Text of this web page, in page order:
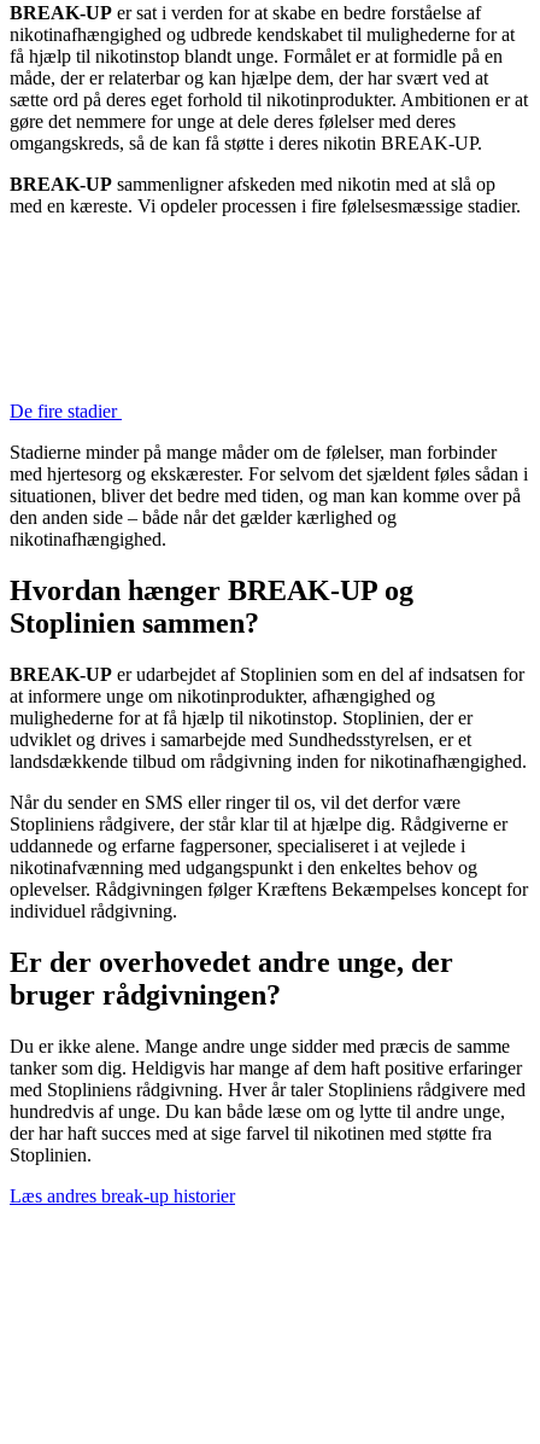
BREAK-UP er sat i verden for at skabe en bedre forståelse af
nikotinafhængighed og udbrede kendskabet til mulighederne for at
få hjælp til nikotinstop blandt unge. Formålet er at formidle på en
måde, der er relaterbar og kan hjælpe dem, der har svært ved at
sætte ord på deres eget forhold til nikotinprodukter. Ambitionen er at
gøre det nemmere for unge at dele deres følelser med deres
omgangskreds, så de kan få støtte i deres nikotin BREAK-UP.
BREAK-UP sammenligner afskeden med nikotin med at slå op
med en kæreste. Vi opdeler processen i fire følelsesmæssige stadier.
De fire stadier
Stadierne minder på mange måder om de følelser, man forbinder
med hjertesorg og ekskærester. For selvom det sjældent føles sådan i
situationen, bliver det bedre med tiden, og man kan komme over på
den anden side – både når det gælder kærlighed og
nikotinafhængighed.
Hvordan hænger BREAK-UP og
Stoplinien sammen?
BREAK-UP er udarbejdet af Stoplinien som en del af indsatsen for
at informere unge om nikotinprodukter, afhængighed og
mulighederne for at få hjælp til nikotinstop. Stoplinien, der er
udviklet og drives i samarbejde med Sundhedsstyrelsen, er et
landsdækkende tilbud om rådgivning inden for nikotinafhængighed.
Når du sender en SMS eller ringer til os, vil det derfor være
Stopliniens rådgivere, der står klar til at hjælpe dig. Rådgiverne er
uddannede og erfarne fagpersoner, specialiseret i at vejlede i
nikotinafvænning med udgangspunkt i den enkeltes behov og
oplevelser. Rådgivningen følger Kræftens Bekæmpelses koncept for
individuel rådgivning.
Er der overhovedet andre unge, der
bruger rådgivningen?
Du er ikke alene. Mange andre unge sidder med præcis de samme
tanker som dig. Heldigvis har mange af dem haft positive erfaringer
med Stopliniens rådgivning. Hver år taler Stopliniens rådgivere med
hundredvis af unge. Du kan både læse om og lytte til andre unge,
der har haft succes med at sige farvel til nikotinen med støtte fra
Stoplinien.
Læs andres break-up historier